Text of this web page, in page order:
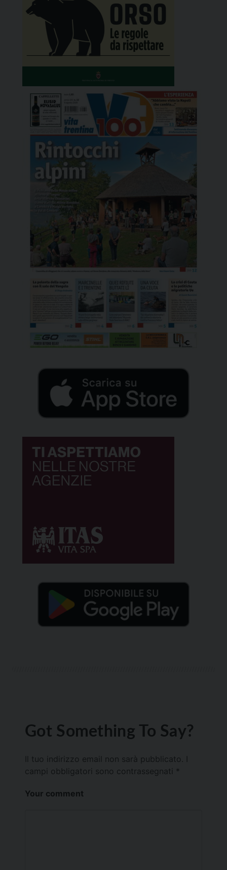
Got Something To Say?
Il tuo indirizzo email non sarà pubblicato.
campi obbligatori sono contrassegnati *
Your comment